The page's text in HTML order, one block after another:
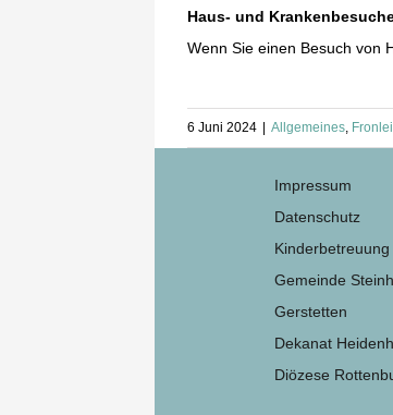
Haus- und
Wenn Sie einen Besuch von
6 Juni 2024 Allgemeines,
Impressum
Datenschutz
Kinderbetreuung
Gemeinde
Gerstetten
Dekanat
Diözese